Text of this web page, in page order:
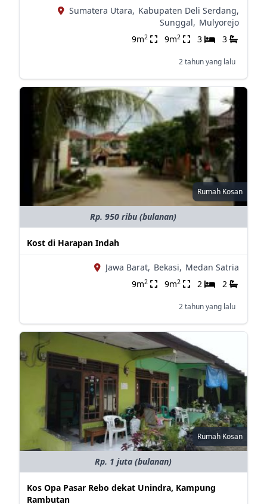
Sumatera Utara, Kabupaten Deli Serdang,
Sunggal, Mulyorejo
9m2 9m2 3 3
2 tahun yang lalu
Rumah Kosan
Rp. 950 ribu (bulanan)
Kost di Harapan Indah
Jawa Barat, Bekasi, Medan Satria
9m2 9m2 2 2
2 tahun yang lalu
Rumah Kosan
Rp. 1 juta (bulanan)
Kos Opa Pasar Rebo dekat Unindra, Kampung
Rambutan